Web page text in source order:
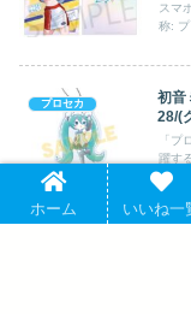
スマ
称: プ
プロセカ
初音
28/(
「プ
躍す
ホーム いいね一